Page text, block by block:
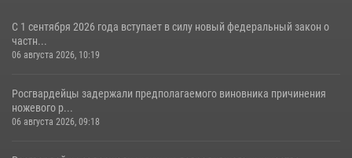
С 1 сентября 2026 года вступает в силу новый федеральный закон о
частн...
06 августа 2026, 10:19
Росгвардейцы задержали предполагаемого виновника причинения
ножевого р...
06 августа 2026, 09:18